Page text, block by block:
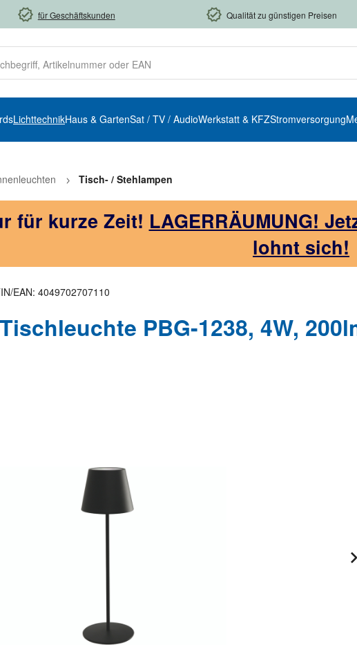
für Geschäftskunden Qualität zu günstigen Preisen
LichttechnikHaus & GartenSat / TV / AudioWerkstatt & KFZStromversorgung
Tisch- / Stehlampen
für kurze Zeit! LAGERRÄUMUNG!
lohnt sich!
von 5 von 5 Sternen
EAN: 4049702707110
PBG-1238, 4W,